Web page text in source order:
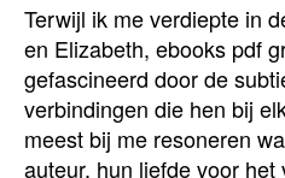
Terwijl ik me verdiepte in
en Elizabeth, ebooks pdf
gefascineerd door de
verbindingen die hen bij
meest bij me resoneren
auteur, hun liefde voor het